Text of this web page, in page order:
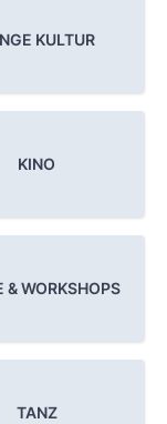
KULTUR
KINO
& WORKSHOPS
TANZ